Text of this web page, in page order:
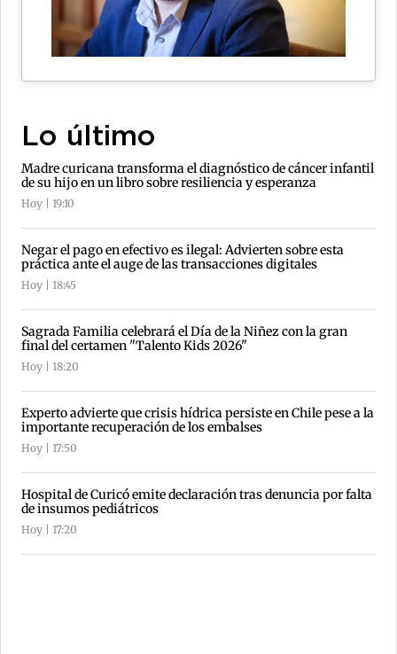
Lo último
Madre curicana transforma el diagnóstico de cáncer infantil
de su hijo en un libro sobre resiliencia y esperanza
Hoy | 19:10
Negar el pago en efectivo es ilegal: Advierten sobre esta
práctica ante el auge de las transacciones digitales
Hoy | 18:45
Sagrada Familia celebrará el Día de la Niñez con la gran
final del certamen "Talento Kids 2026"
Hoy | 18:20
Experto advierte que crisis hídrica persiste en Chile pese a la
importante recuperación de los embalses
Hoy | 17:50
Hospital de Curicó emite declaración tras denuncia por falta
de insumos pediátricos
Hoy | 17:20